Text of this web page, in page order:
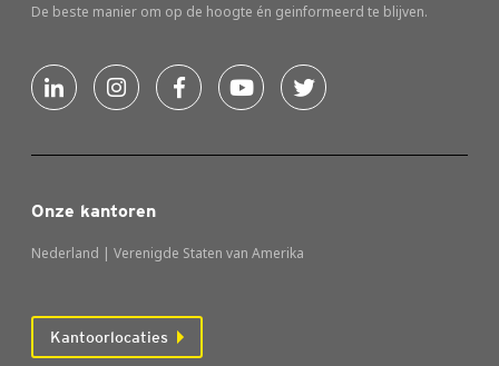
Onze kantoren
Nederland | Verenigde Staten van Amerika
Kantoorlocaties
De beste manier om op de hoogte én geinformeerd te blijven.